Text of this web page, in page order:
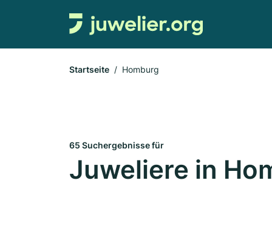
Startseite Homburg
65 Suchergebnisse für
Juweliere in